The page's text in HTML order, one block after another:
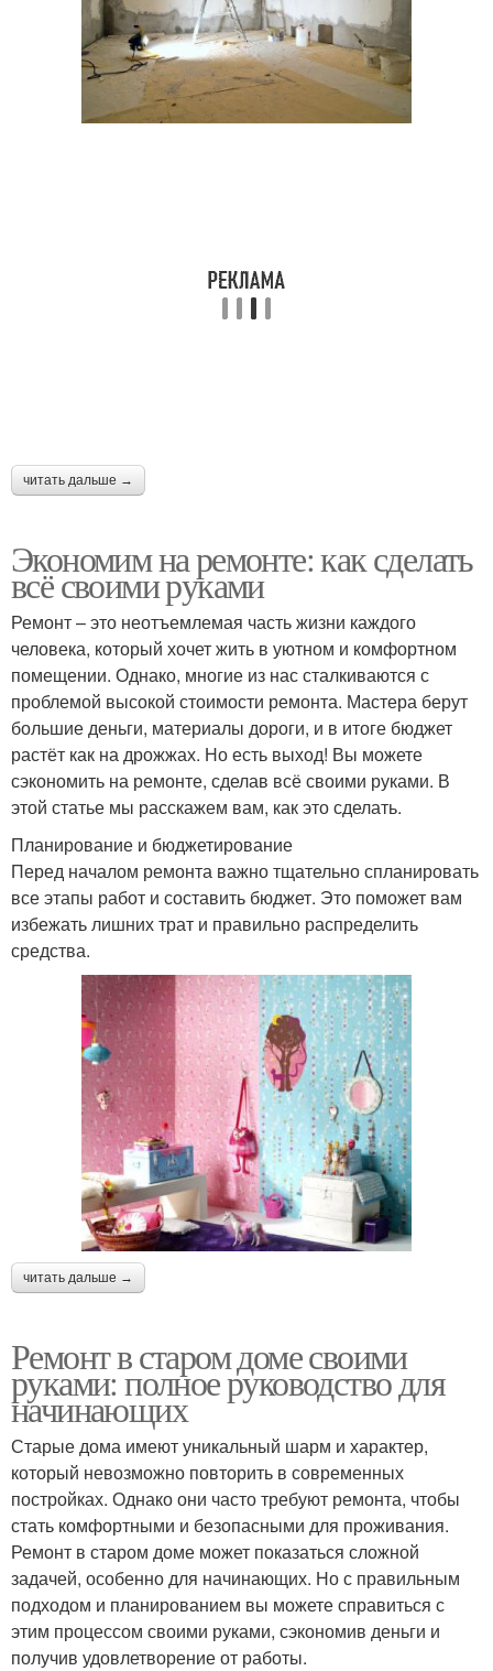
читать дальше →
Экономим на ремонте: как сделать
всё своими руками
Ремонт – это неотъемлемая часть жизни каждого
человека, который хочет жить в уютном и комфортном
помещении. Однако, многие из нас сталкиваются с
проблемой высокой стоимости ремонта. Мастера берут
большие деньги, материалы дороги, и в итоге бюджет
растёт как на дрожжах. Но есть выход! Вы можете
сэкономить на ремонте, сделав всё своими руками. В
этой статье мы расскажем вам, как это сделать.
Планирование и бюджетирование
Перед началом ремонта важно тщательно спланировать
все этапы работ и составить бюджет. Это поможет вам
избежать лишних трат и правильно распределить
средства.
читать дальше →
Ремонт в старом доме своими
руками: полное руководство для
начинающих
Старые дома имеют уникальный шарм и характер,
который невозможно повторить в современных
постройках. Однако они часто требуют ремонта, чтобы
стать комфортными и безопасными для проживания.
Ремонт в старом доме может показаться сложной
задачей, особенно для начинающих. Но с правильным
подходом и планированием вы можете справиться с
этим процессом своими руками, сэкономив деньги и
получив удовлетворение от работы.